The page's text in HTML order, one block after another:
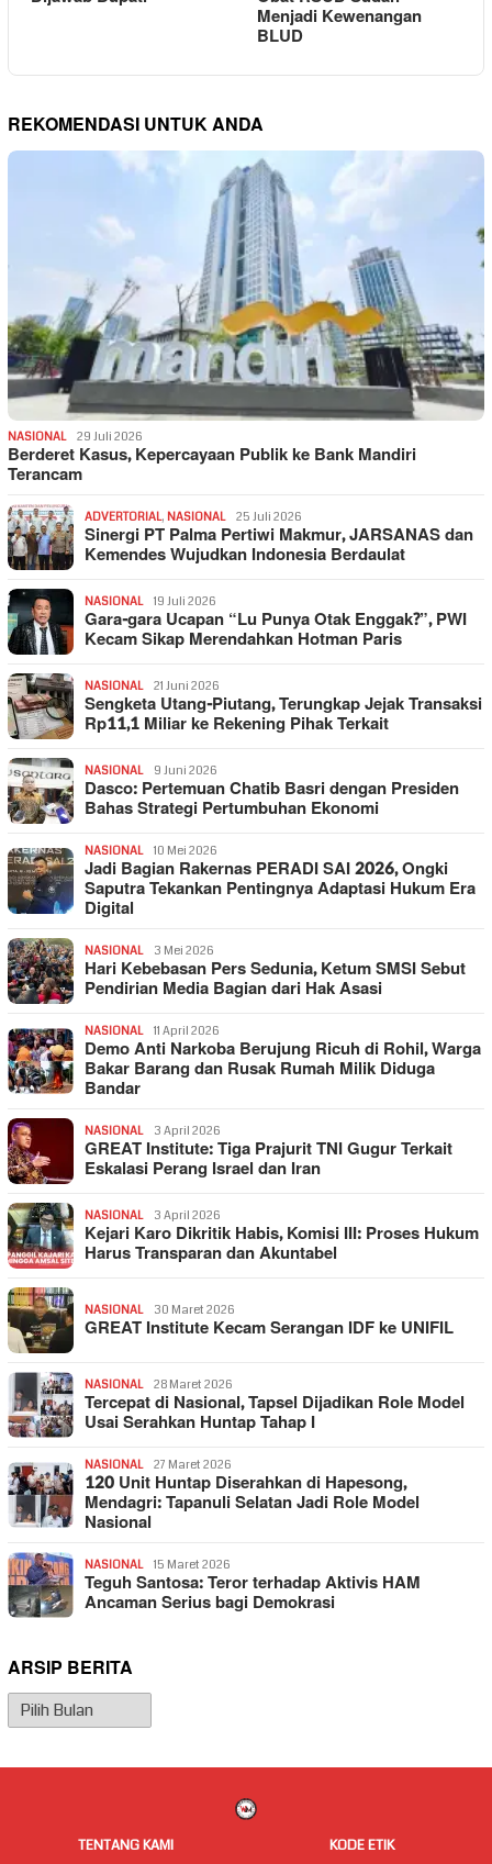
Menjadi Kewenangan
BLUD
REKOMENDASI UNTUK ANDA
NASIONAL 29 Juli 2026
Berderet Kasus, Kepercayaan Publik ke Bank Mandiri
Terancam
ADVERTORIAL, NASIONAL 25 Juli 2026
Sinergi PT Palma Pertiwi Makmur, JARSANAS dan
Kemendes Wujudkan Indonesia Berdaulat
NASIONAL 19 Juli 2026
Gara-gara Ucapan “Lu Punya Otak Enggak?”, PWI
Kecam Sikap Merendahkan Hotman Paris
NASIONAL 21 Juni 2026
Sengketa Utang-Piutang, Terungkap Jejak Transaksi
Rp11,1 Miliar ke Rekening Pihak Terkait
NASIONAL 9 Juni 2026
Dasco: Pertemuan Chatib Basri dengan Presiden
Bahas Strategi Pertumbuhan Ekonomi
NASIONAL 10 Mei 2026
Jadi Bagian Rakernas PERADI SAI 2026, Ongki
Saputra Tekankan Pentingnya Adaptasi Hukum Era
Digital
NASIONAL 3 Mei 2026
Hari Kebebasan Pers Sedunia, Ketum SMSI Sebut
Pendirian Media Bagian dari Hak Asasi
NASIONAL 11 April 2026
Demo Anti Narkoba Berujung Ricuh di Rohil, Warga
Bakar Barang dan Rusak Rumah Milik Diduga
Bandar
NASIONAL 3 April 2026
GREAT Institute: Tiga Prajurit TNI Gugur Terkait
Eskalasi Perang Israel dan Iran
NASIONAL 3 April 2026
Kejari Karo Dikritik Habis, Komisi III: Proses Hukum
Harus Transparan dan Akuntabel
NASIONAL 30 Maret 2026
GREAT Institute Kecam Serangan IDF ke UNIFIL
NASIONAL 28 Maret 2026
Tercepat di Nasional, Tapsel Dijadikan Role Model
Usai Serahkan Huntap Tahap I
NASIONAL 27 Maret 2026
120 Unit Huntap Diserahkan di Hapesong,
Mendagri: Tapanuli Selatan Jadi Role Model
Nasional
NASIONAL 15 Maret 2026
Teguh Santosa: Teror terhadap Aktivis HAM
Ancaman Serius bagi Demokrasi
ARSIP BERITA
Arsip
Berita
TENTANG KAMI KODE ETIK